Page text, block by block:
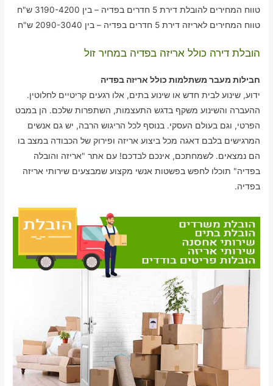
טווח המחירים להובלת דירת 5 חדרים בפדיה – בין 3190-4200 ש"ח
טווח המחירים לאריזה דירת 5 חדרים בפדיה – בין 2090-3040 ש"ח
הובלת דירה כולל אריזה בפדיה במחיר זול
חבילות מעבר משתלמות כולל אריזה בפדיה
ידוע, שינוע לבית חדש או שינוע בתים, אלו רגעים קריטיים לחלוטין.
ההעברה והשינוע משקף בדגש התעצמות, השתפרות שלכם. הן במבט
הפרטי, וגם בעולם העסקי. בנוסף לכל הריגוש הרבה, יש גם אנשים
המרגישים בלבם דאגה מכל ביצוע אריזה ופירוק של הכבודה במצב בו
הם נמצאים. לשמחתכם, אינכם לבדכם! עם אתר "אריזה והובלה
בפדיה" תוכלו לחפש בפשטות אנשי מקצוע שמבצעים שירותי אריזה
בפדיה.